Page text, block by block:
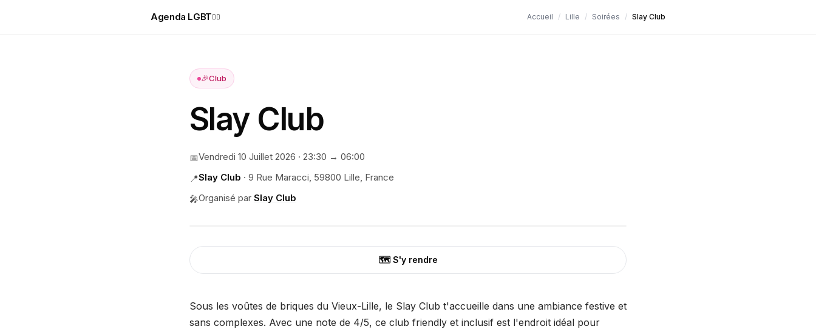
Agenda LGBT🏳️‍🌈 Accueil / Lille / Soirées / Slay Club
🎉Club
Slay Club
📅Vendredi 10 Juillet 2026 · 23:30 → 06:00
📍Slay Club · 9 Rue Maracci, 59800 Lille, France
🎤Organisé par Slay Club
🗺️ S'y rendre
Sous les voûtes de briques du Vieux-Lille, le Slay Club t'accueille dans une ambiance festive et
sans complexes. Avec une note de 4/5, ce club friendly et inclusif est l'endroit idéal pour